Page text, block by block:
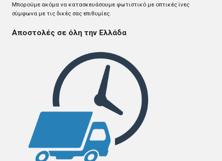
Mπορούμε ακόμα να κατασκευάσουμε φωτιστικό με οπτικές ίνες
σύμφωνα με τις δικές σας επιθυμίες.
Αποστολές σε όλη την Ελλάδα